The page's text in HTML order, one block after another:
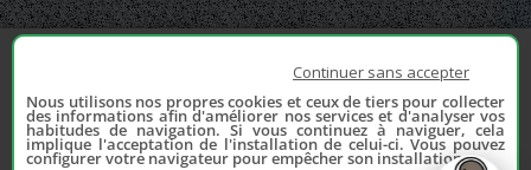
Continuer sans accepter
Nous utilisons nos propres cookies et ceux de tiers pour collecter
des informations afin d'améliorer nos services et d'analyser vos
habitudes de navigation. Si vous continuez à naviguer, cela
implique l'acceptation de l'installation de celui-ci. Vous pouvez
configurer votre navigateur pour empêcher son installation.